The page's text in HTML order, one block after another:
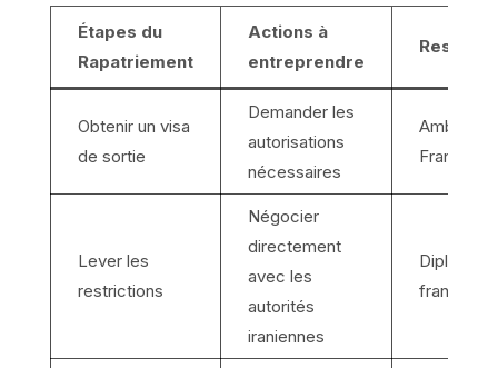
Étapes du
Rapatriement
Actions à
entreprendre
Obtenir un visa
de sortie
Demander les
autorisations
nécessaires
France
Lever les
restrictions
Négocier
directement
avec les
autorités
iraniennes
français